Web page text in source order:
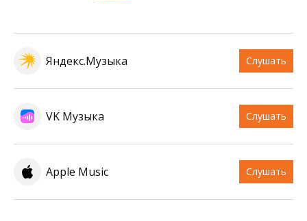
Яндекс.Музыка Слушать
VK Музыка Слушать
Apple Music Слушать